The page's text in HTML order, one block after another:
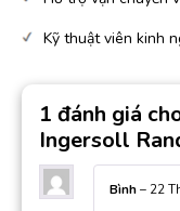
Kỹ thuật viên kinh
1 đánh giá
Ingersoll
Bình– 22